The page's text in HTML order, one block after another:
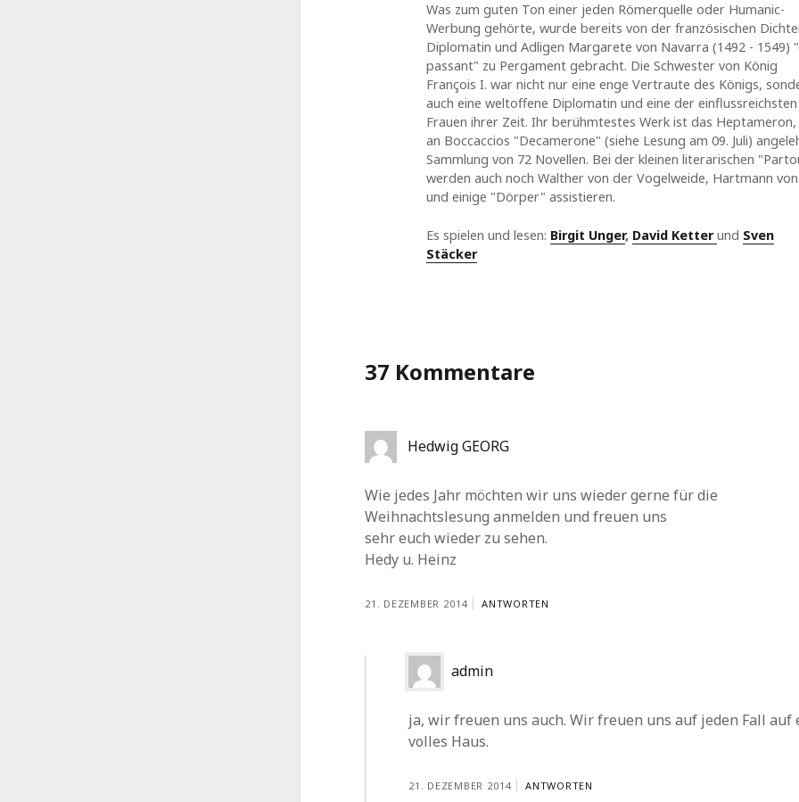
Was zum guten Ton einer jeden Römerquelle oder Humanic-
Werbung gehörte, wurde bereits von der französischen
Diplomatin und Adligen Margarete von Navarra (1492 - 1549)
passant" zu Pergament gebracht. Die Schwester von König
François I. war nicht nur eine enge Vertraute des Königs,
auch eine weltoffene Diplomatin und eine der einflussreichsten
Frauen ihrer Zeit. Ihr berühmtestes Werk ist das Heptameron,
an Boccaccios "Decamerone" (siehe Lesung am 09. Juli)
Sammlung von 72 Novellen. Bei der kleinen literarischen
werden auch noch Walther von der Vogelweide, Hartmann von
und einige "Dörper" assistieren.
Es spielen und lesen: Birgit Unger, David Ketterund Sven
Stäcker
37 Kommentare
Hedwig GEORG
Wie jedes Jahr möchten wir uns wieder gerne für die
Weihnachtslesung anmelden und freuen uns
sehr euch wieder zu sehen.
Hedy u. Heinz
21. DEZEMBER 2014 ANTWORTEN
admin
ja, wir freuen uns auch. Wir freuen uns auf jeden Fall auf
volles Haus.
21. DEZEMBER 2014 ANTWORTEN